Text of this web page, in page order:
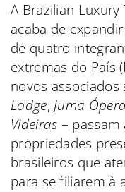
A Brazilian Luxury
acaba de
de quatro
extremas do País
novos associados
Lodge,Juma Ópera
Videiras –
propriedades
brasileiros que
para se filiarem à